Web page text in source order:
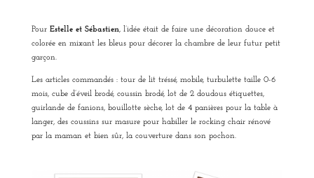
Pour Estelle et Sébastien, l’idée était de faire une décoration douce et
colorée en mixant les bleus pour décorer la chambre de leur futur petit
garçon.
Les articles commandés : tour de lit tréssé, mobile, turbulette taille 0-6
mois, cube d’éveil brodé, coussin brodé, lot de 2 doudous étiquettes,
guirlande de fanions, bouillotte sèche, lot de 4 panières pour la table à
langer, des coussins sur masure pour habiller le rocking chair rénové
par la maman et bien sûr, la couverture dans son pochon.